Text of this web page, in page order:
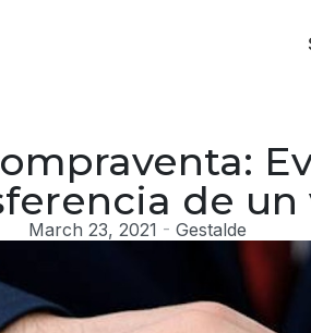
de un
March 23, 2021 - Gestalde